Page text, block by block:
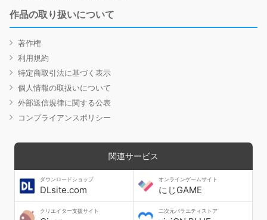
作品の取り扱いについて
著作権
利用規約
特定商取引法に基づく表示
個人情報の取扱いについて
外部送信規律に関する公表
コンプライアンスポリシー
関連サービス
ダウンロードショップ
DLsite.com
オンラインゲームサイト
にじGAME
クリエイター支援サイト 二次元バラエティストア